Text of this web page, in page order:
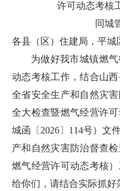
许可动态考核
同城
各县（区）住建局，平城
为做好我市城镇燃
动态考核工作，结合山
全省安全生产和自然灾
全大检查暨燃气经营许
城函〔2026〕114号）文
产和自然灾害防治督查
燃气经营许可动态考核
给你们，请结合实际抓好